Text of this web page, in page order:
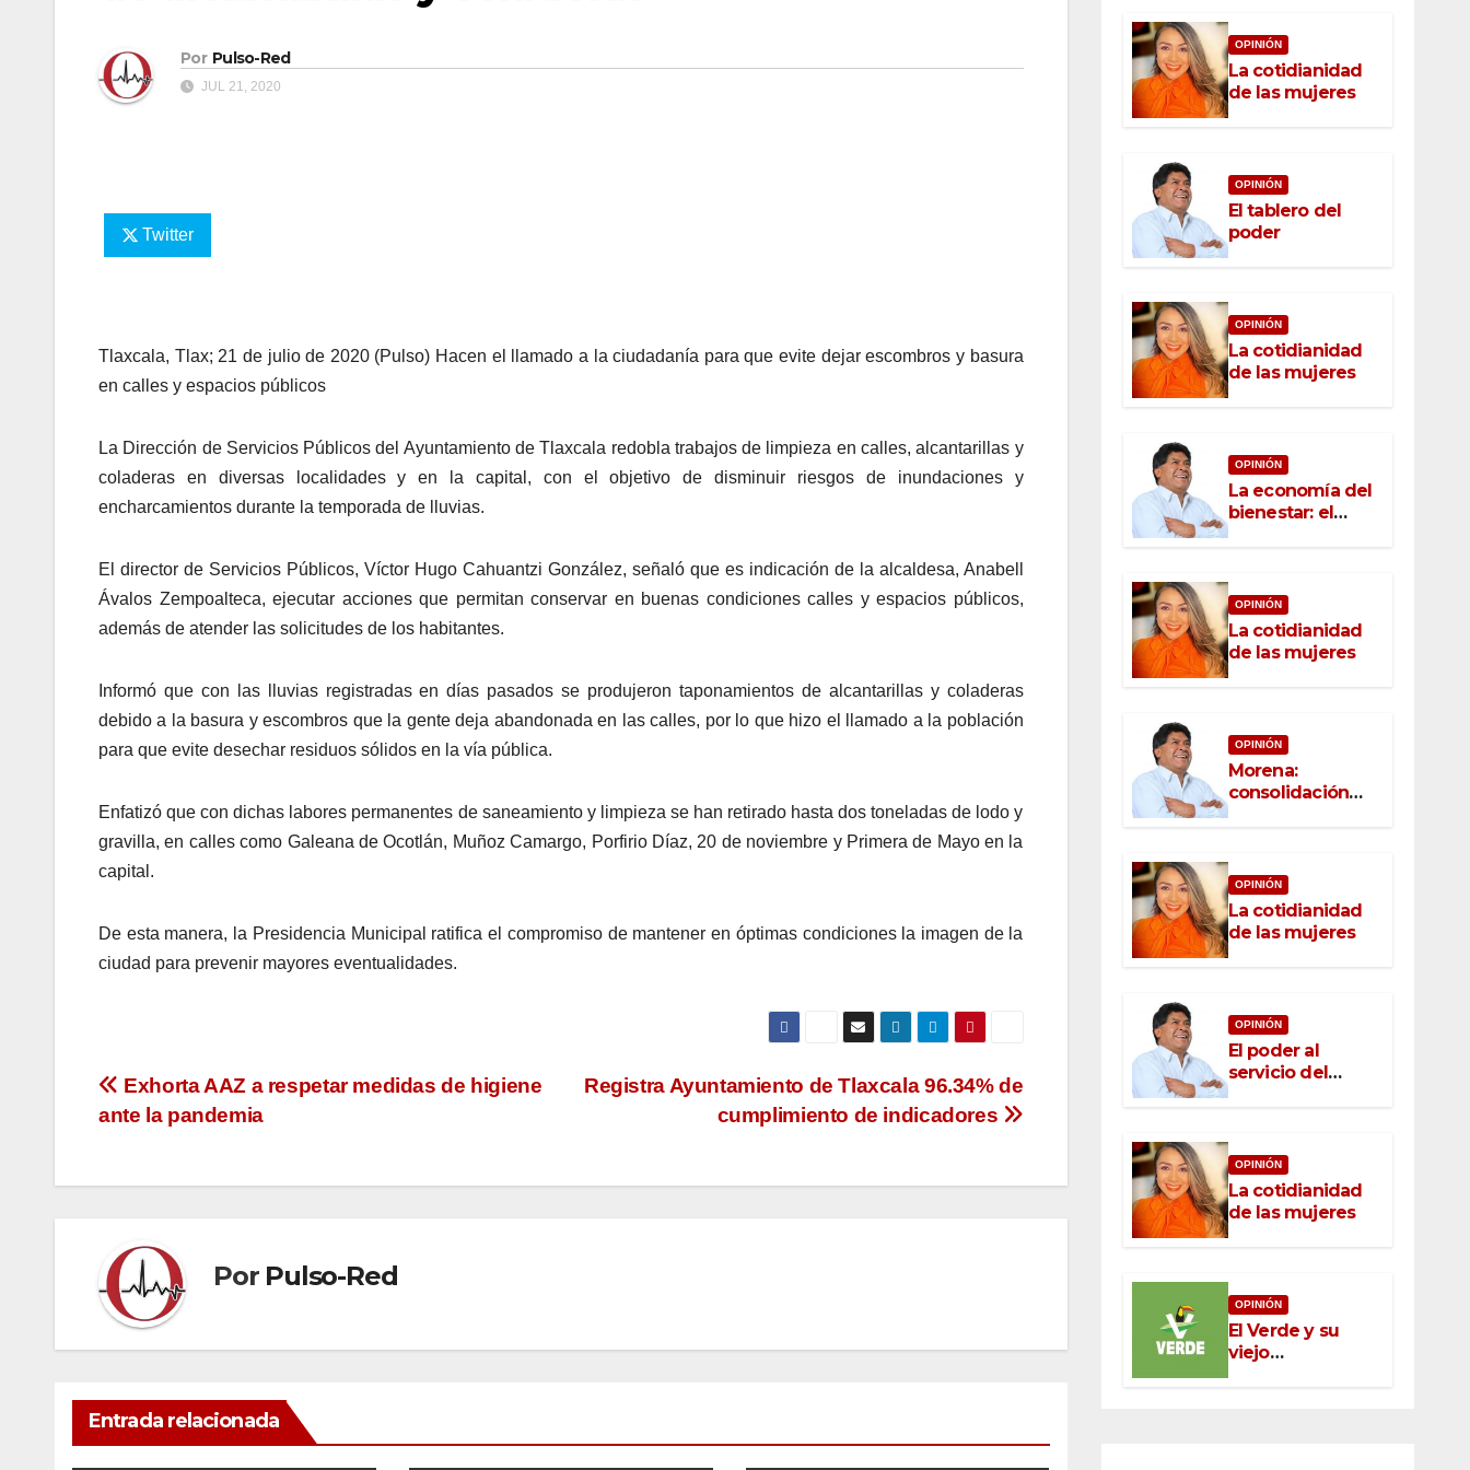
Por Pulso-Red
JUL 21, 2020
Twitter
Tlaxcala, Tlax; 21 de julio de 2020 (Pulso) Hacen el llamado a la ciudadanía para que evite dejar escombros y basura
en calles y espacios públicos
La Dirección de Servicios Públicos del Ayuntamiento de Tlaxcala redobla trabajos de limpieza en calles, alcantarillas y
coladeras en diversas localidades y en la capital, con el objetivo de disminuir riesgos de inundaciones y
encharcamientos durante la temporada de lluvias.
El director de Servicios Públicos, Víctor Hugo Cahuantzi González, señaló que es indicación de la alcaldesa, Anabell
Ávalos Zempoalteca, ejecutar acciones que permitan conservar en buenas condiciones calles y espacios públicos,
además de atender las solicitudes de los habitantes.
Informó que con las lluvias registradas en días pasados se produjeron taponamientos de alcantarillas y coladeras
debido a la basura y escombros que la gente deja abandonada en las calles, por lo que hizo el llamado a la población
para que evite desechar residuos sólidos en la vía pública.
Enfatizó que con dichas labores permanentes de saneamiento y limpieza se han retirado hasta dos toneladas de lodo y
gravilla, en calles como Galeana de Ocotlán, Muñoz Camargo, Porfirio Díaz, 20 de noviembre y Primera de Mayo en la
capital.
De esta manera, la Presidencia Municipal ratifica el compromiso de mantener en óptimas condiciones la imagen de la
ciudad para prevenir mayores eventualidades.
Navegación
entradas
Registra Ayuntamiento de Tlaxcala 96.34% de
cumplimiento de indicadores
Exhorta AAZ a respetar medidas de higiene
ante la pandemia
Por Pulso-Red
Entrada relacionada
OPINIÓN
La cotidianidad
de las mujeres
OPINIÓN
El tablero del
poder
OPINIÓN
La cotidianidad
de las mujeres
OPINIÓN
La economía del
bienestar: el
nuevo rostro del
OPINIÓN
La cotidianidad
de las mujeres
OPINIÓN
Morena:
consolidación
con raíz, rumbo
OPINIÓN
La cotidianidad
de las mujeres
OPINIÓN
El poder al
servicio del
pueblo: la nueva
México
OPINIÓN
La cotidianidad
de las mujeres
OPINIÓN
El Verde y su
viejo
oportunismo